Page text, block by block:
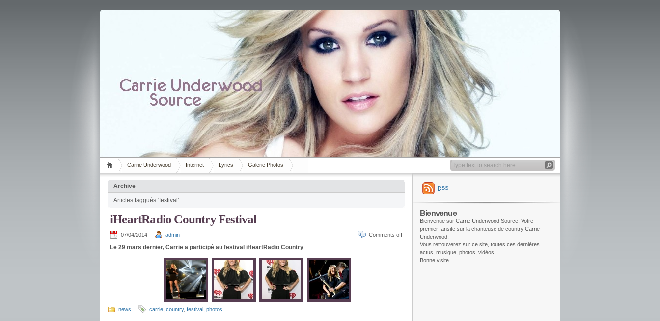
Carrie Underwood Internet Lyrics Galerie Photos
Archive
Articles taggués ‘festival’
iHeartRadio Country Festival
07/04/2014 admin Comments off
Le 29 mars dernier, Carrie a participé au festival iHeartRadio Country
news carrie country, festival photos
RSS
Bienvenue
Bienvenue sur Carrie Underwood Source. Votre
premier fansite sur la chanteuse de country Carrie
Underwood.
Vous retrouverez sur ce site, toutes ces dernières
actus, musique, photos, vidéos...
Bonne visite